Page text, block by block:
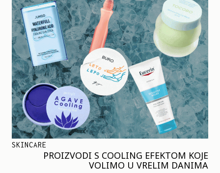
SKINCARE
PROIZVODI S COOLING EFEKTOM KOJE
VOLIMO U VRELIM DANIMA